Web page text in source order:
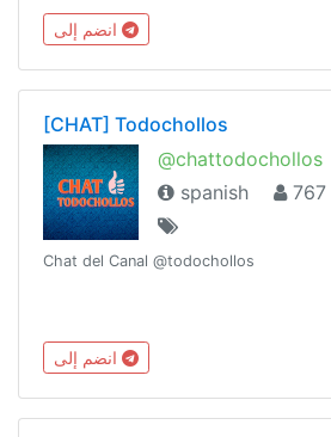
[CHAT] Todochollos
@chattodochollos
spanish
767
Chat del Canal @todochollos